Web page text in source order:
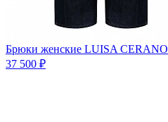
Брюки женские LUISA CERANO
37 500 ₽